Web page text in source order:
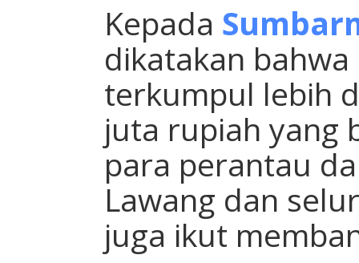
Kepada
dikatakan
terkumpul lebih
juta rupiah yang
para perantau
Lawang dan
juga ikut